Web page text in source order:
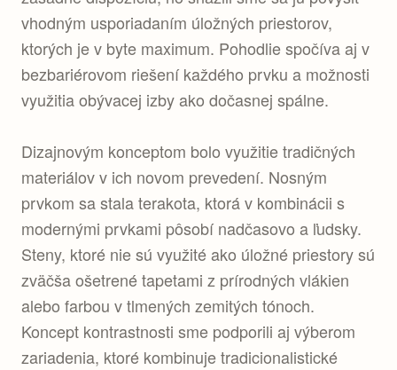
vhodným usporiadaním úložných priestorov,
ktorých je v byte maximum. Pohodlie spočíva aj v
bezbariérovom riešení každého prvku a možnosti
využitia obývacej izby ako dočasnej spálne.
Dizajnovým konceptom bolo využitie tradičných
materiálov v ich novom prevedení. Nosným
prvkom sa stala terakota, ktorá v kombinácii s
modernými prvkami pôsobí nadčasovo a ľudsky.
Steny, ktoré nie sú využité ako úložné priestory sú
zväčša ošetrené tapetami z prírodných vlákien
alebo farbou v tlmených zemitých tónoch.
Koncept kontrastnosti sme podporili aj výberom
zariadenia, ktoré kombinuje tradicionalistické